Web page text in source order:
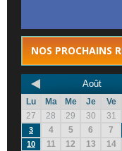
NOS PROCHAINS
Août
Lu Ma Me Je Ve
27
28 29 30 31
3 4 5 6 7
10 11 12 13 14